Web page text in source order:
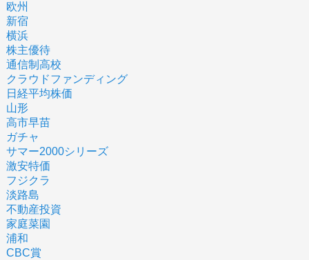
欧州
新宿
横浜
株主優待
通信制高校
クラウドファンディング
日経平均株価
山形
高市早苗
ガチャ
サマー2000シリーズ
激安特価
フジクラ
淡路島
不動産投資
家庭菜園
浦和
CBC賞